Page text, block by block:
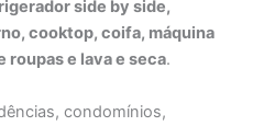
side by side,
cooktop, coifa, máquina
roupas e lava e seca.
condomínios,